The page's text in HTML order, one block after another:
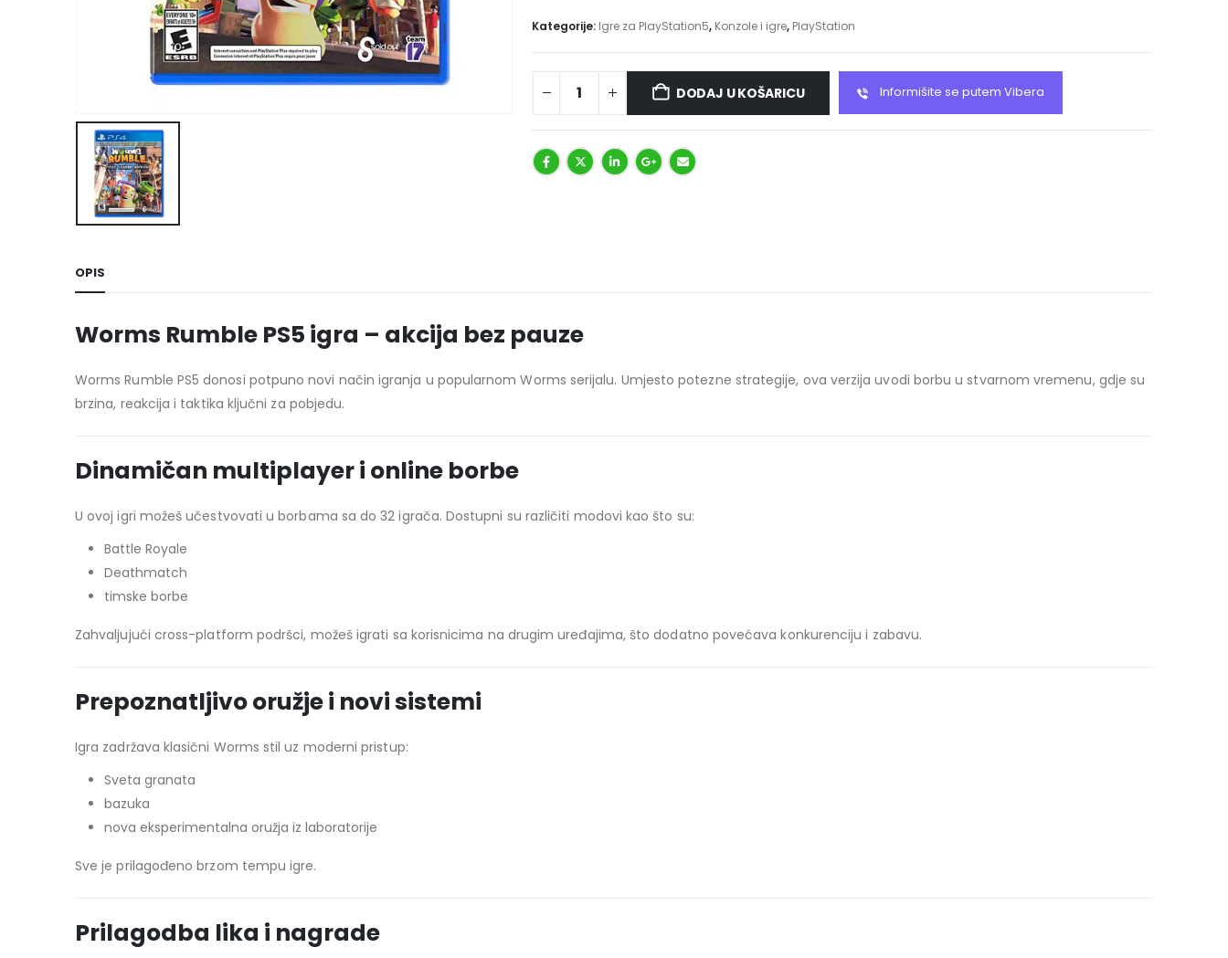
Kategorije: Igre za PlayStation5, Konzole i igre, PlayStation
DODAJ U KOŠARICU Informišite se putem Vibera
OPIS
Worms Rumble PS5 igra – akcija bez pauze
Worms Rumble PS5 donosi potpuno novi način igranja u popularnom Worms serijalu. Umjesto potezne strategije, ova verzija uvodi borbu u stvarnom vremenu, gdje su
brzina, reakcija i taktika ključni za pobjedu.
Dinamičan multiplayer i online borbe
U ovoj igri možeš učestvovati u borbama sa do 32 igrača. Dostupni su različiti modovi kao što su:
Battle Royale
Deathmatch
timske borbe
Zahvaljujući cross-platform podršci, možeš igrati sa korisnicima na drugim uređajima, što dodatno povećava konkurenciju i zabavu.
Prepoznatljivo oružje i novi sistemi
Igra zadržava klasični Worms stil uz moderni pristup:
Sveta granata
bazuka
nova eksperimentalna oružja iz laboratorije
Sve je prilagođeno brzom tempu igre.
Prilagodba lika i nagrade